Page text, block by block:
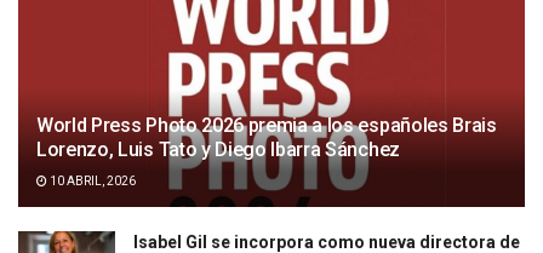
World Press Photo 2026 premia a los españoles Brais
Lorenzo, Luis Tato y Diego Ibarra Sánchez
10 ABRIL, 2026
Isabel Gil se incorpora como nueva directora de